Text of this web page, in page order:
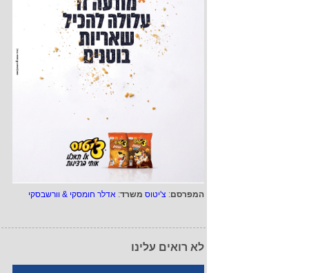
המפרסם: צ'יטוס משרד: אדלר חומסקי & וורשבסקי
לא רואים עלינו